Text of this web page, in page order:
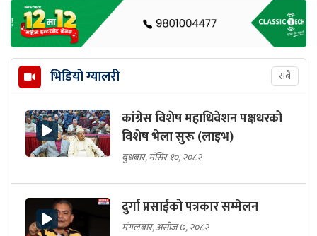
भिडियो ग्यालरी सबै
कांग्रेस विशेष महाधिवेशन पक्षधरको
विशेष भेला सुरू (लाइभ)
बुधबार, मंसिर १०, २०८२
दुर्गा प्रसाईको पत्रकार सम्मेलन
मंगलबार, असोज ७, २०८२